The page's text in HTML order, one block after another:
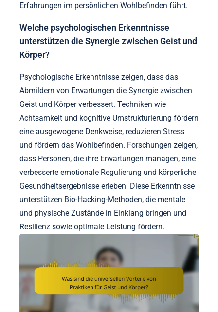
Erfahrungen im persönlichen Wohlbefinden führt.
Welche psychologischen Erkenntnisse
unterstützen die Synergie zwischen Geist und
Körper?
Psychologische Erkenntnisse zeigen, dass das
Abmildern von Erwartungen die Synergie zwischen
Geist und Körper verbessert. Techniken wie
Achtsamkeit und kognitive Umstrukturierung fördern
eine ausgewogene Denkweise, reduzieren Stress
und fördern das Wohlbefinden. Forschungen zeigen,
dass Personen, die ihre Erwartungen managen, eine
verbesserte emotionale Regulierung und körperliche
Gesundheitsergebnisse erleben. Diese Erkenntnisse
unterstützen Bio-Hacking-Methoden, die mentale
und physische Zustände in Einklang bringen und
Resilienz sowie optimale Leistung fördern.